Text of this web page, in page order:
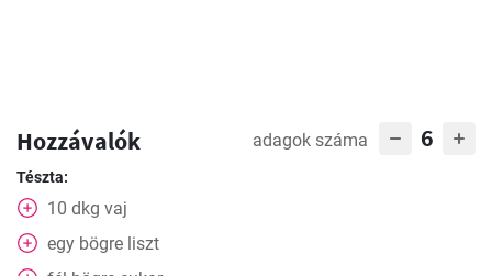
Hozzávalók adagok száma 6
Tészta:
10 dkg vaj
egy bögre liszt